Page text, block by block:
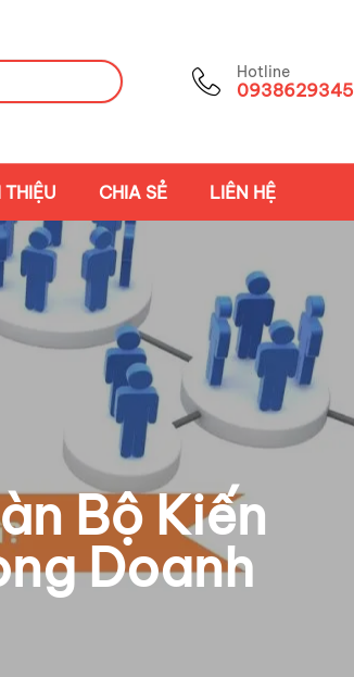
Hotline
0938629345
THIỆU CHIA SẺ LIÊN HỆ
Bộ Kiến
Doanh